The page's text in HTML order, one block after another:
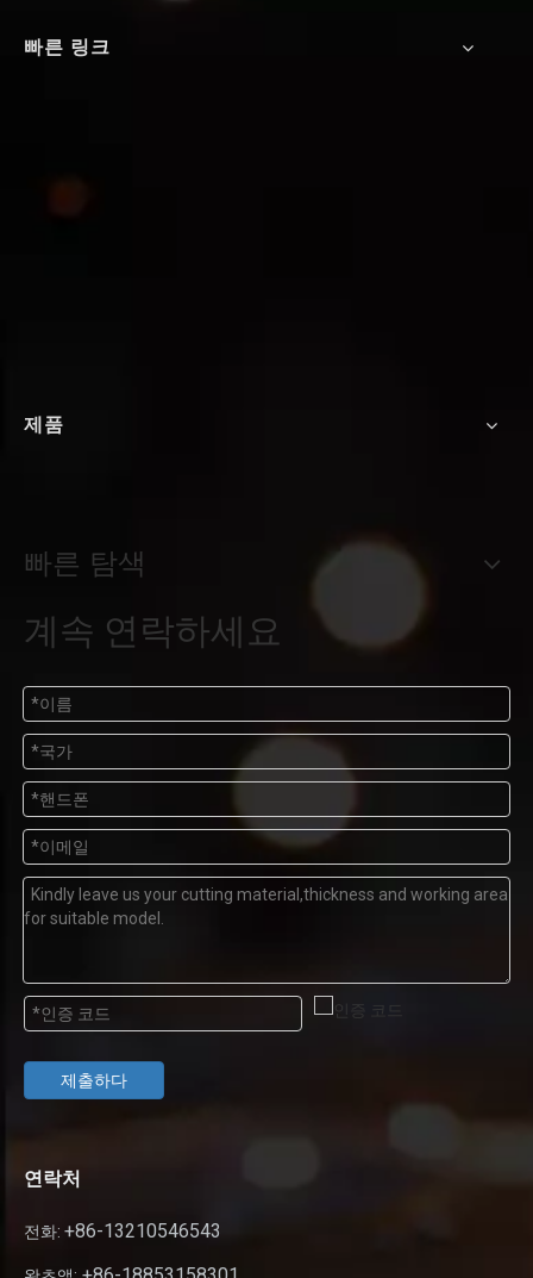
빠른 링크
제품
빠른 탐색
계속 연락하세요
제출하다
연락처
전화: +86-13210546543